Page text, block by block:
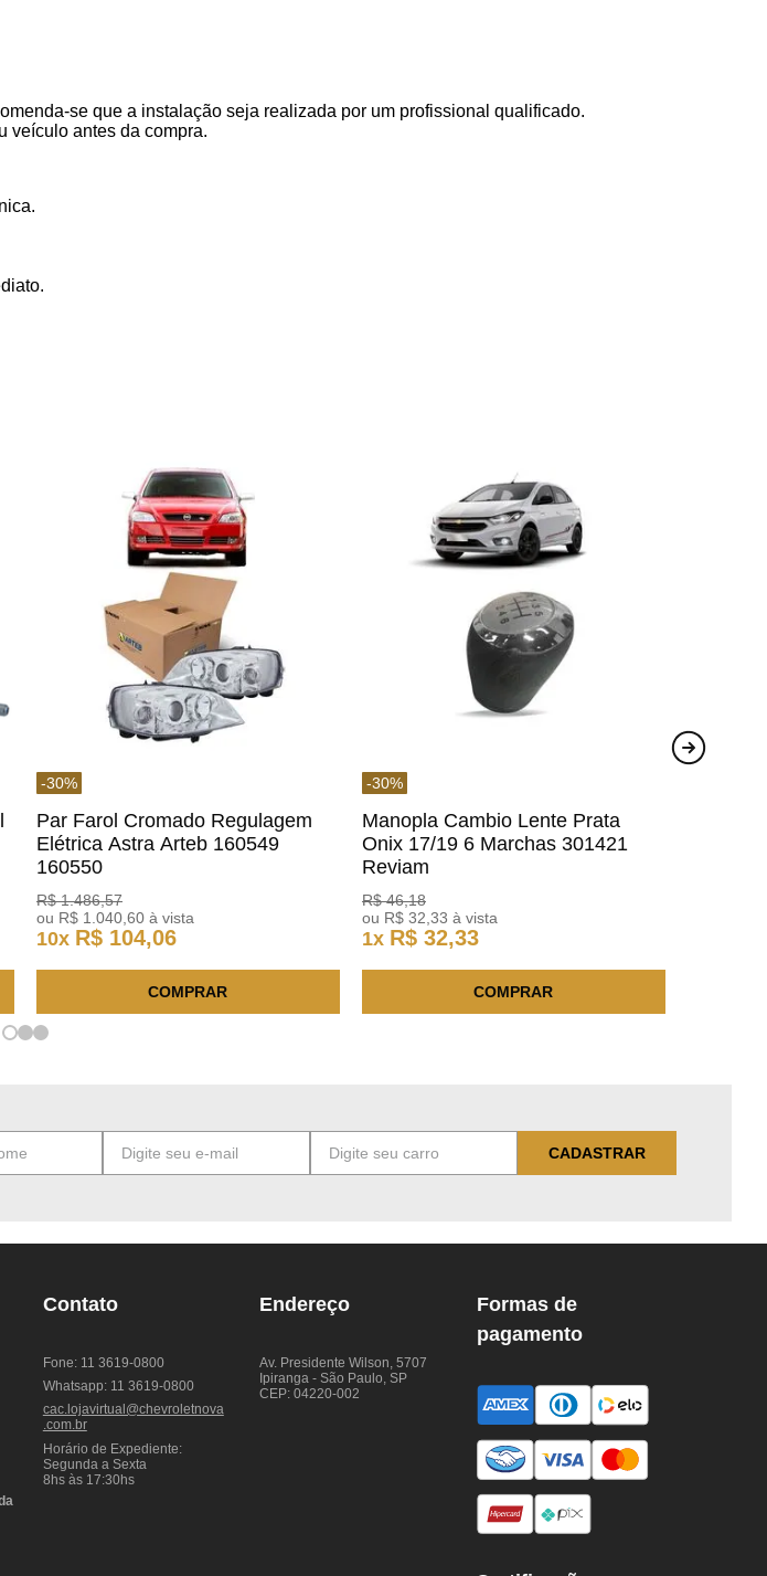
se que a instalação seja realizada por um profissional qualificado.
veículo antes da compra.
-30%
Par Farol Cromado Regulagem
Elétrica Astra Arteb 160549
160550
R$ 1.486,57
ou R$ 1 .040 ,60 à vista
10x R$ 104,06
COMPRAR
-30%
Manopla Cambio Lente Prata
Onix 17/19 6 Marchas 301421
Reviam
R$ 46,18
ou R$ 32 ,33 à vista
1x R$ 32,33
COMPRAR
CADASTRAR
Contato
Fone: 11 3619-0800
Whatsapp: 11 3619-0800
cac.lojavirtual@chevroletnova
.com.br
Horário de Expediente:
Segunda a Sexta
8hs às 17:30hs
Endereço
Av. Presidente Wilson, 5707
Ipiranga - São Paulo, SP
CEP: 04220-002
Formas de
pagamento